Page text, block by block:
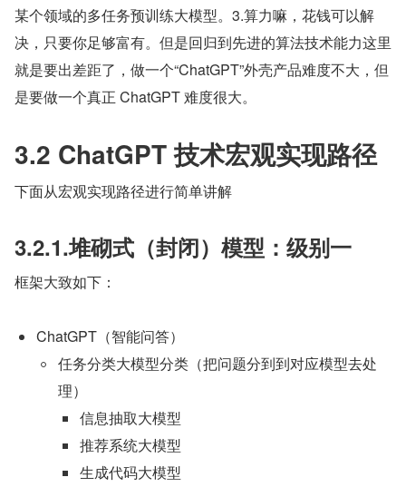
某个领域的多任务预训练大模型。3.算力嘛，花钱可以解
决，只要你足够富有。但是回归到先进的算法技术能力这里
就是要出差距了，做一个“ChatGPT”外壳产品难度不大，但
是要做一个真正 ChatGPT 难度很大。
3.2 ChatGPT 技术宏观实现路径
下面从宏观实现路径进行简单讲解
3.2.1.堆砌式（封闭）模型：级别一
框架大致如下：
ChatGPT（智能问答）
任务分类大模型分类（把问题分到到对应模型去处
理）
信息抽取大模型
推荐系统大模型
生成代码大模型